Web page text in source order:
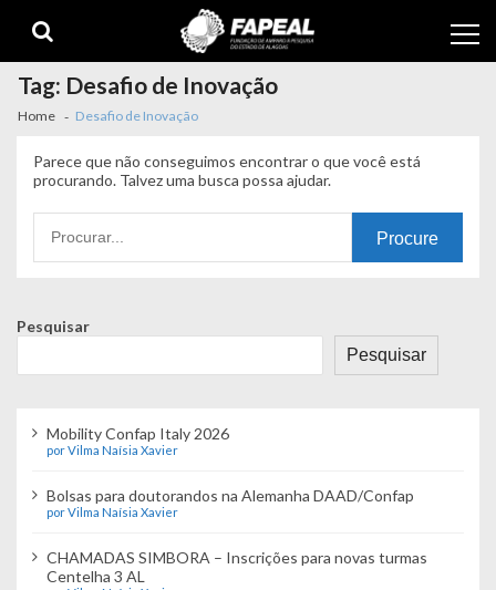
navigation
content
Tag: Desafio de Inovação
Home Desafio de Inovação
Parece que não conseguimos encontrar o que você está
procurando. Talvez uma busca possa ajudar.
por:
Pesquisar
Pesquisar
Mobility Confap Italy 2026
por Vilma Naísia Xavier
Bolsas para doutorandos na Alemanha DAAD/Confap
por Vilma Naísia Xavier
CHAMADAS SIMBORA – Inscrições para novas turmas
Centelha 3 AL